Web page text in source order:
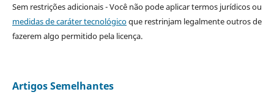
Sem restrições adicionais - Você não pode aplicar termos jurídicos ou
medidas de caráter tecnológicoque restrinjam legalmente outros de
fazerem algo permitido pela licença.
Artigos Semelhantes